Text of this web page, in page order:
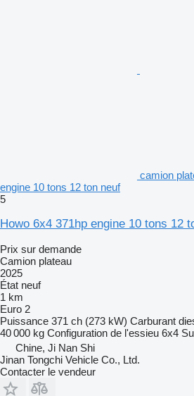
camion
engine 10 tons 12 ton neuf
5
Howo 6x4 371hp engine 10 tons 12
Prix sur demande
Camion plateau
2025
État neuf
1 km
Euro 2
Puissance 371 ch (273 kW) Carburant
40 000 kg Configuration de l'essieu 6x4
Chine, Ji Nan Shi
Jinan Tongchi Vehicle Co., Ltd.
Contacter le vendeur